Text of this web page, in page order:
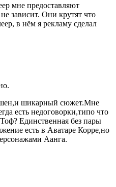
мне предоставляют
зависит. Они крутят что
в нём я рекламу сделал
шикарный сюжет.Мне
есть недоговорки,типо что
Единственная без пары
есть в Аватаре Корре,но
Аанга.